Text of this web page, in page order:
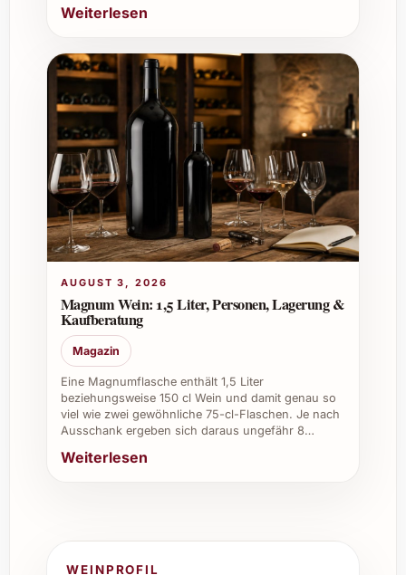
Weiterlesen
AUGUST 3, 2026
Magnum Wein: 1,5 Liter, Personen, Lagerung &
Kaufberatung
Magazin
Eine Magnumflasche enthält 1,5 Liter
beziehungsweise 150 cl Wein und damit genau so
viel wie zwei gewöhnliche 75-cl-Flaschen. Je nach
Ausschank ergeben sich daraus ungefähr 8…
Weiterlesen
WEINPROFIL